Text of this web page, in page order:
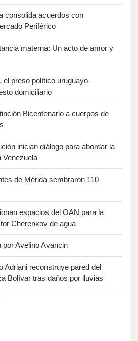
consolida acuerdos con
Periférico
materna: Un acto de amor y
el preso político uruguayo-
domiciliario
Bicentenario a cuerpos de
inician diálogo para abordar la
Venezuela
de Mérida sembraron 110
espacios del OAN para la
Cherenkov de agua
Avelino Avancin
Adriani reconstruye pared del
Bolívar tras daños por lluvias